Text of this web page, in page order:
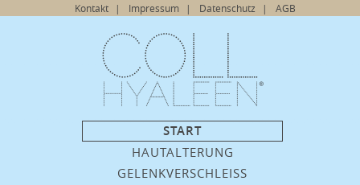
Navigation
Kontakt Impressum Datenschutz AGB
Navigation
überspringen
START
HAUTALTERUNG
GELENKVERSCHLEISS